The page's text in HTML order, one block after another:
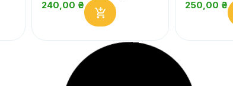
240,00 ₴ 250,00 ₴